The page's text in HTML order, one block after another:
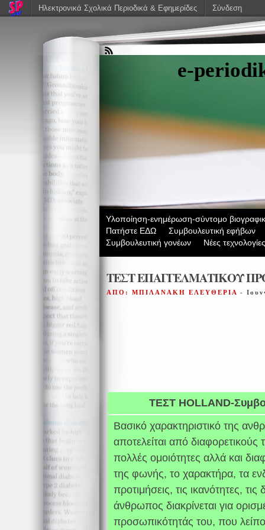
e-
Υλοποίηση-ενημέρωση-σύντομο
Πατήστε ΕΔΩ
Συμβουλευτική εφήβων
Συμβουλευτική γονέων
Νέες τεχνολογίες
ΤΕΣΤ ΕΠΑΓΓΕΛΜΑΤΙΚΟΥ
ΑΠΟ: ΜΠΙΛΑΝΑΚΗ ΕΛΕΥΘΕΡΙΑ -
ΤΕΣΤ HOLLAND-
Βασικό χαρακτηριστικό της
αποτελείται από
πολλές ομοιότητες αλλά και
της φωνής, το χαρακτήρα, τα
προτιμήσεις, τις ικανότητες,
άνθρωπος διακρίνεται για
προσωπικότητάς του, που
Ηλεκτρονικά Σχολικά Περιοδικά & Εφημερίδες Σύνδεση